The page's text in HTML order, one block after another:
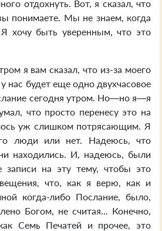
отдохнуть. Вот, я сказал, что
понимаете. Мы не знаем, когда
хочу быть уверенным, что это
я вам сказал, что из-за моего
нас будет еще одно двухчасовое
сегодня утром. Но—но я—я
что просто перенесу это на
уж слишком потрясающим. Я
люди или нет. Надеюсь, что
находились. И, надеюсь, были
на эту тему, чтобы это
что, как я верю, как и
когда-либо Послание, было,
Богом, не считая... Конечно,
Семь Печатей и прочее, это